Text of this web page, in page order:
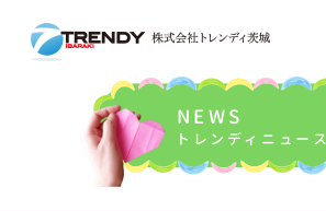
NEWS
トレンディニュース